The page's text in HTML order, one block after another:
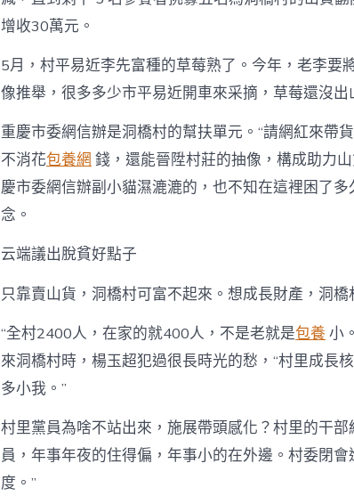
增收30萬元。
5月，村平易近李先富種的草莓熟了。今年，老李要
像推舉，很多多少市平易近開車來采摘，草莓還沒出
重慶市委網信辦是洞橋村的幫扶單元。“請網紅來帶
不消花包養網 錢，還能晉陞村莊的抽像，構成助力
慶市委網信辦副小貓濕漉漉的，也不知在這裡困了
念。
云端議出脫貧好點子
只靠賣山貨，洞橋村可富不起來。想成長財產，洞橋
“全村2400人，在家的就400人，不是老就是包養 小
來洞橋村時，楊玉超犯過很長時光的愁，“村里成長
多小我。”
村里黨員為啥不站出來，施展帶頭感化？村里的干
員，年事年夜的住得偏，年事小的在外邊。村委閉
度。”